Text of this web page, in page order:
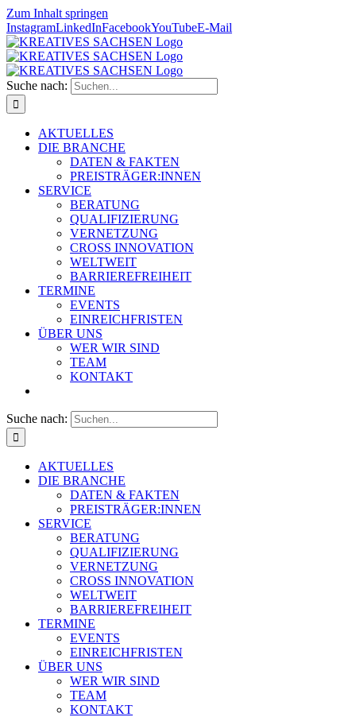
Zum Inhalt springen
InstagramLinkedInFacebookYouTubeE-Mail
Suche nach:
AKTUELLES
DIE BRANCHE
DATEN & FAKTEN
PREISTRÄGER:INNEN
SERVICE
BERATUNG
QUALIFIZIERUNG
VERNETZUNG
CROSS INNOVATION
WELTWEIT
BARRIEREFREIHEIT
TERMINE
EVENTS
EINREICHFRISTEN
ÜBER UNS
WER WIR SIND
TEAM
KONTAKT
Suche nach:
AKTUELLES
DIE BRANCHE
DATEN & FAKTEN
PREISTRÄGER:INNEN
SERVICE
BERATUNG
QUALIFIZIERUNG
VERNETZUNG
CROSS INNOVATION
WELTWEIT
BARRIEREFREIHEIT
TERMINE
EVENTS
EINREICHFRISTEN
ÜBER UNS
WER WIR SIND
TEAM
KONTAKT